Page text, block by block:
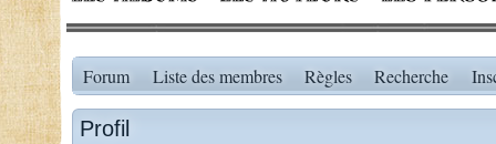
Forum Liste des membres Règles Recherche
Profil